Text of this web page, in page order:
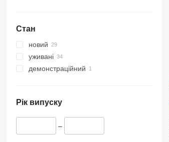
Стан
новий
уживані
демонстраційний
Рік випуску
–